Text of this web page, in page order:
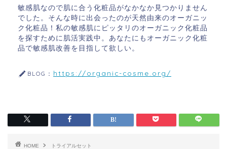
敏感肌なので肌に合う化粧品がなかなか見つかりません
でした。そんな時に出会ったのが天然由来のオーガニッ
ク化粧品！私の敏感肌にピッタリのオーガニック化粧品
を探すために肌活実践中。あなたにもオーガニック化粧
品で敏感肌改善を目指して欲しい。
BLOG： https://organic-cosme.org/
HOME
トライアルセット